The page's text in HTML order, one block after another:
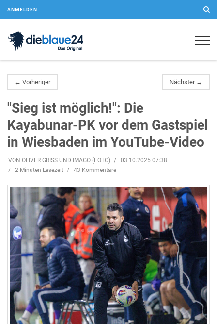
ANMELDEN
← Vorheriger Nächster →
"Sieg ist möglich!": Die
Kayabunar-PK vor dem Gastspiel
in Wiesbaden im YouTube-Video
VON OLIVER GRISS UND IMAGO (FOTO)
03.10.2025 07:38
2 Minuten Lesezeit
43 Kommentare